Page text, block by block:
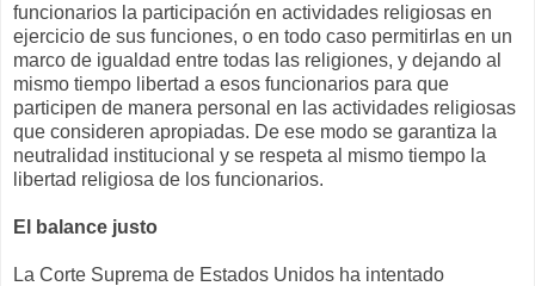
funcionarios la participación en actividades religiosas en
ejercicio de sus funciones, o en todo caso permitirlas en un
marco de igualdad entre todas las religiones, y dejando al
mismo tiempo libertad a esos funcionarios para que
participen de manera personal en las actividades religiosas
que consideren apropiadas. De ese modo se garantiza la
neutralidad institucional y se respeta al mismo tiempo la
libertad religiosa de los funcionarios.
El balance justo
La Corte Suprema de Estados Unidos ha intentado